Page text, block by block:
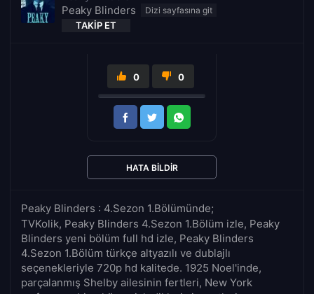
Peaky Blinders
TAKIP ET
Peaky Blinders : 4.Sezon 1.Bölümünde;
TVKolik, Peaky Blinders 4.Sezon 1.Bölüm izle, Peaky
Blinders yeni bölüm full hd izle, Peaky Blinders
4.Sezon 1.Bölüm türkçe altyazılı ve dublajlı
seçenekleriyle 720p hd kalitede. 1925 Noel'inde,
parçalanmış Shelby ailesinin fertleri, New York
0 0
HATA BILDIR